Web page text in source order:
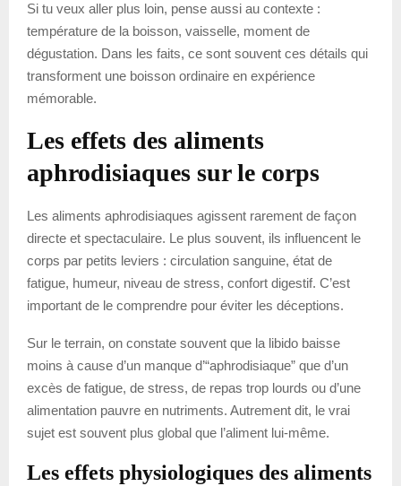
Si tu veux aller plus loin, pense aussi au contexte :
température de la boisson, vaisselle, moment de
dégustation. Dans les faits, ce sont souvent ces détails qui
transforment une boisson ordinaire en expérience
mémorable.
Les effets des aliments
aphrodisiaques sur le corps
Les aliments aphrodisiaques agissent rarement de façon
directe et spectaculaire. Le plus souvent, ils influencent le
corps par petits leviers : circulation sanguine, état de
fatigue, humeur, niveau de stress, confort digestif. C’est
important de le comprendre pour éviter les déceptions.
Sur le terrain, on constate souvent que la libido baisse
moins à cause d’un manque d’“aphrodisiaque” que d’un
excès de fatigue, de stress, de repas trop lourds ou d’une
alimentation pauvre en nutriments. Autrement dit, le vrai
sujet est souvent plus global que l’aliment lui-même.
Les effets physiologiques des aliments